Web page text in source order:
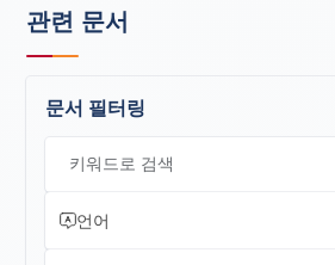
관련 문서
문서 필터링
키워드로 검색
언어